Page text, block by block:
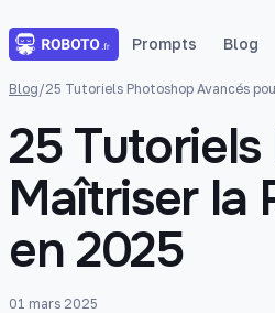
Prompts Blog
Blog/25 Tutoriels Photoshop Avancés
25
Maîtriser la
en 2025
01 mars 2025